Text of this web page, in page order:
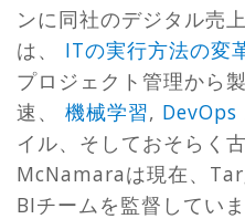
ンに同社のデジタル売
は、
ITの実行方法の変
プロジェクト管理から
速、 機械学習, DevOps
イル、そしておそらく
McNamaraは現在、
BIチームを監督してい